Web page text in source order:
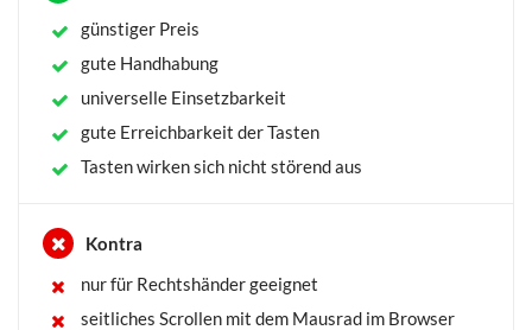
günstiger Preis
gute Handhabung
universelle Einsetzbarkeit
gute Erreichbarkeit der Tasten
Tasten wirken sich nicht störend aus
Kontra
nur für Rechtshänder geeignet
seitliches Scrollen mit dem Mausrad im Browser